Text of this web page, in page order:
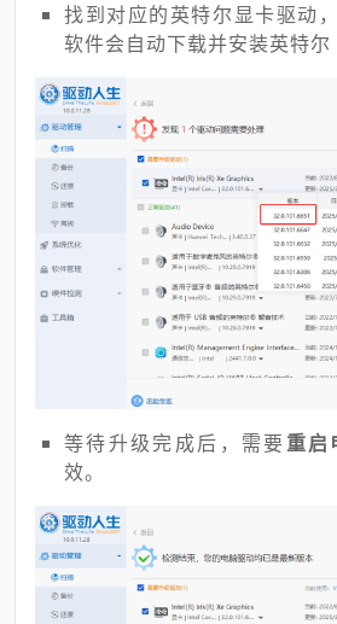
找到对应的英特尔显卡驱动
软件会自动下载并安装英特尔
等待升级完成后，需要重启
效。